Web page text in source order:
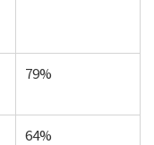
79%
64%